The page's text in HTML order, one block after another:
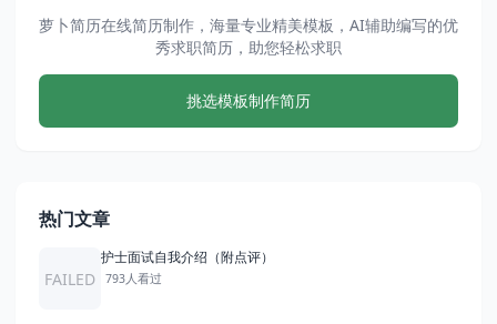
萝卜简历在线简历制作，海量专业精美模板，AI辅助编写的优
秀求职简历，助您轻松求职
挑选模板制作简历
热门文章
FAILED
护士面试自我介绍（附点评）
793人看过